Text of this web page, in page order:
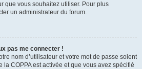
que vous souhaitez utiliser. Pour plus
un administrateur du forum.
pas me connecter !
nom d’utilisateur et votre mot de passe soient
la COPPA est activée et que vous avez spécifié